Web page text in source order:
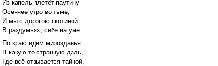
Из капель плетёт паутину
Осеннее утро во тьме,
И мы с дорогою скотиной
В раздумьях, себе на уме
По краю идём мирозданья
В какую-то странную даль,
Где всё отзывается тайной,